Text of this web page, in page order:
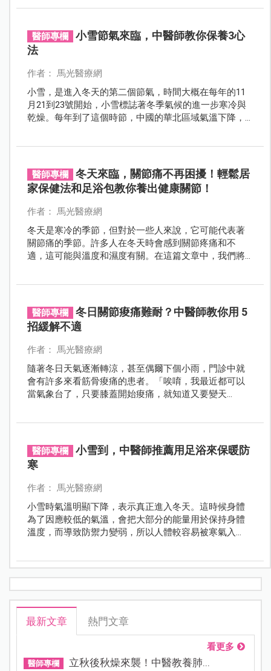
醫師專欄
小雪節氣來臨，中醫師教你保養3心
法
作者： 馬光醫療網
小雪，是進入冬天的第二個節氣，時間大概在每年的11
月21到23號開始，小雪標誌著冬季氣候的進一步寒冷與
乾燥。每年到了這個時節，中國的華北區域氣溫下降，
醫師專欄
冬天來臨，關節痛不再困擾！輕鬆居
家保健法和足浴包教你養出健康關節！
作者： 馬光醫療網
冬天是寒冷的季節，但對於一些人來說，它可能代表著
關節痛的季節。許多人在冬天時會感到關節疼痛和不
適，這可能與溫度和濕度有關。在這篇文章中，我們將
醫師專欄
冬日關節痠痛難耐？中醫師教你用 5
招緩解不適
作者： 馬光醫療網
隨著冬日天氣逐漸轉涼，甚至偶爾下個小雨，門診中就
會有許多來看筋骨痠痛的患者。「唉唷，我最近都可以
當氣象台了，只要膝蓋開始痠痛，就知道又要變天
醫師專欄
小雪到，中醫師推薦用足浴來保暖防
寒
作者： 馬光醫療網
小雪時氣溫明顯下降，表示真正進入冬天。這時候身體
為了因應較低的氣溫，會把大部分的能量用於保持身體
溫度，而導致防禦力變弱，所以人體較容易被寒氣入
最新文章 熱門文章
看更多
醫師專欄 立秋後秋燥來襲！中醫教養肺...